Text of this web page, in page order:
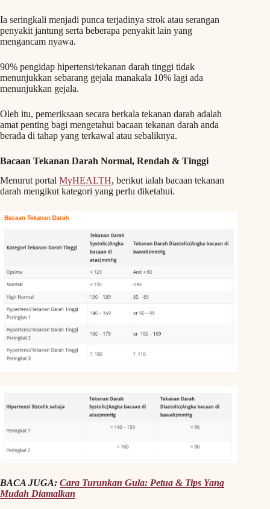
Ia seringkali menjadi punca terjadinya strok atau serangan
penyakit jantung serta beberapa penyakit lain yang
mengancam nyawa.
90% pengidap hipertensi/tekanan darah tinggi tidak
menunjukkan sebarang gejala manakala 10% lagi ada
menunjukkan gejala.
Oleh itu, pemeriksaan secara berkala tekanan darah adalah
amat penting bagi mengetahui bacaan tekanan darah anda
berada di tahap yang terkawal atau sebaliknya.
Bacaan Tekanan Darah Normal, Rendah & Tinggi
Menurut portal MyHEALTH, berikut ialah bacaan tekanan
darah mengikut kategori yang perlu diketahui.
BACA JUGA: Cara Turunkan Gula: Petua & Tips Yang
Mudah Diamalkan